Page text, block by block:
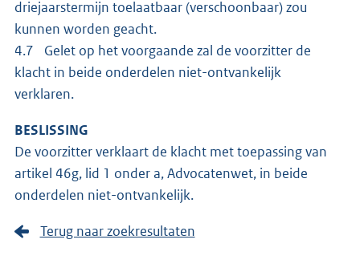
driejaarstermijn toelaatbaar (verschoonbaar) zou
kunnen worden geacht.
4.7 Gelet op het voorgaande zal de voorzitter de
klacht in beide onderdelen niet-ontvankelijk
verklaren.
BESLISSING
De voorzitter verklaart de klacht met toepassing van
artikel 46g, lid 1 onder a, Advocatenwet, in beide
onderdelen niet-ontvankelijk.
Terug naar zoekresultaten